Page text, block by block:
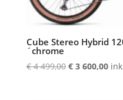
Cube Stereo Hybrid
´chrome
€4 499,00 €3 600,00